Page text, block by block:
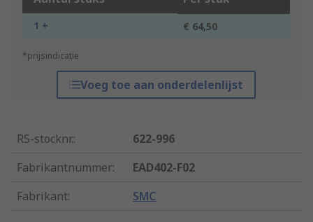
1 + € 64,50
*prijsindicatie
Voeg toe aan onderdelenlijst
RS-stocknr.:
622-996
Fabrikantnummer:
EAD402-F02
Fabrikant: SMC